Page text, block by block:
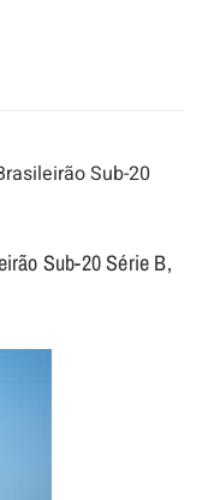
Sub-20 Série B,